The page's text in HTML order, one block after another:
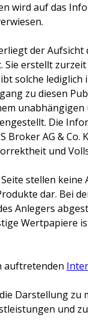
wird auf das
der Aufsicht
Sie erstellt
solche
zu diesen
Die
S Broker AG & Co.
und
stellen
dar. Bei
Anlegers
Wertpapiere
auftretenden
Darstellung
und